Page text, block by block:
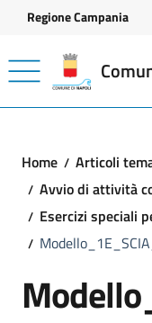
Vai ai contenuti
Vai al footer
Regione Campania
Home Articoli
Avvio di attività
Esercizi speciali